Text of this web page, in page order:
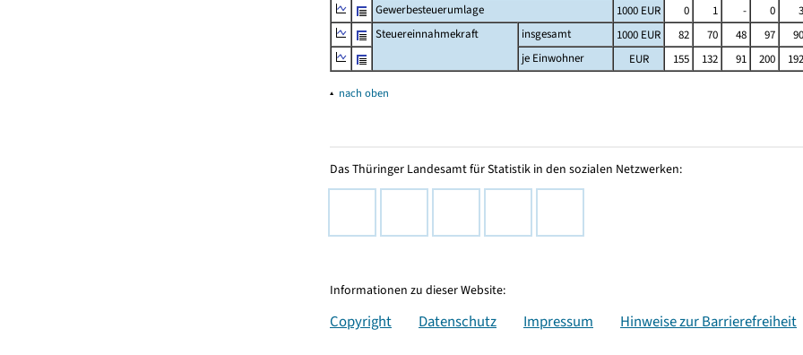
Gewerbesteuerumlage
1000 EUR 0 1 - 0 3
Steuereinnahmekraft
insgesamt 1000 EUR 82 70 48 97 90
je Einwohner
EUR 155 132 91 200 192
▴ nach oben
Das Thüringer Landesamt für Statistik in den sozialen Netzwerken:
Informationen zu dieser Website:
Copyright Datenschutz Impressum Hinweise zur Barrierefreiheit